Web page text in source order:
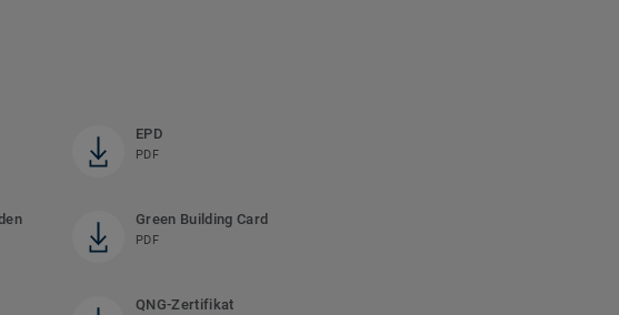
EPD
PDF
Green Building Card
PDF
QNG-Zertifikat